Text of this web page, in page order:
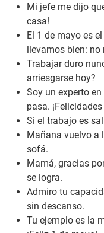
Mi jefe me dijo
casa!
El 1 de mayo es
llevamos bien: no
Trabajar duro
arriesgarse hoy?
Soy un experto
pasa.
Si el trabajo es
Mañana vuelvo a
sofá.
Mamá, gracias
se logra.
Admiro tu
sin descanso.
Tu ejemplo es la